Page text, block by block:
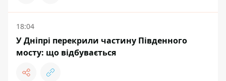
18:04
У Дніпрі перекрили частину Південного
мосту: що відбувається